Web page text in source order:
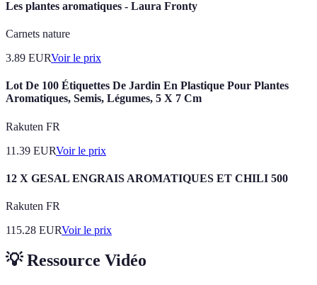
Les plantes aromatiques - Laura Fronty
Carnets nature
3.89 EURVoir le prix
Lot De 100 Étiquettes De Jardin En Plastique Pour Plantes
Aromatiques, Semis, Légumes, 5 X 7 Cm
Rakuten FR
11.39 EURVoir le prix
12 X GESAL ENGRAIS AROMATIQUES ET CHILI 500
Rakuten FR
115.28 EURVoir le prix
💡 Ressource Vidéo